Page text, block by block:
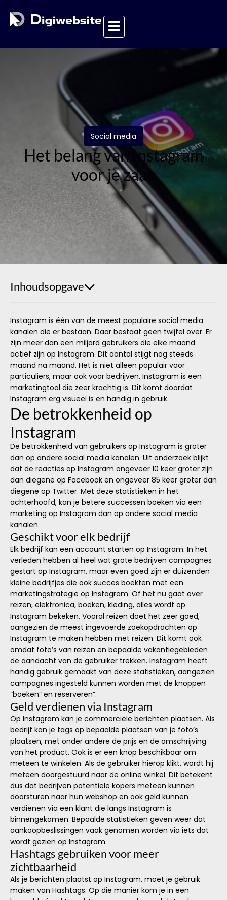
Social media
Het belang van Instagram
voor je zaak
Inhoudsopgave
Instagram is één van de meest populaire social media
kanalen die er bestaan. Daar bestaat geen twijfel over. Er
zijn meer dan een miljard gebruikers die elke maand
actief zijn op Instagram. Dit aantal stijgt nog steeds
maand na maand. Het is niet alleen populair voor
particuliers, maar ook voor bedrijven. Instagram is een
marketingtool die zeer krachtig is. Dit komt doordat
Instagram erg visueel is en handig in gebruik.
De betrokkenheid op
Instagram
De betrokkenheid van gebruikers op Instagram is groter
dan op andere social media kanalen. Uit onderzoek blijkt
dat de reacties op Instagram ongeveer 10 keer groter zijn
dan diegene op Facebook en ongeveer 85 keer groter dan
diegene op Twitter. Met deze statistieken in het
achterhoofd, kan je betere successen boeken via een
marketing op Instagram dan op andere social media
kanalen.
Geschikt voor elk bedrijf
Elk bedrijf kan een account starten op Instagram. In het
verleden hebben al heel wat grote bedrijven campagnes
gestart op Instagram, maar even goed zijn er duizenden
kleine bedrijfjes die ook succes boekten met een
marketingstrategie op Instagram. Of het nu gaat over
reizen, elektronica, boeken, kleding, alles wordt op
Instagram bekeken. Vooral reizen doet het zeer goed,
aangezien de meest ingevoerde zoekopdrachten op
Instagram te maken hebben met reizen. Dit komt ook
omdat foto’s van reizen en bepaalde vakantiegebieden
de aandacht van de gebruiker trekken. Instagram heeft
handig gebruik gemaakt van deze statistieken, aangezien
campagnes ingesteld kunnen worden met de knoppen
“boeken” en reserveren”.
Geld verdienen via Instagram
Op Instagram kan je commerciële berichten plaatsen. Als
bedrijf kan je tags op bepaalde plaatsen van je foto’s
plaatsen, met onder andere de prijs en de omschrijving
van het product. Ook is er een knop beschikbaar om
meteen te winkelen. Als de gebruiker hierop klikt, wordt hij
meteen doorgestuurd naar de online winkel. Dit betekent
dus dat bedrijven potentiële kopers meteen kunnen
doorsturen naar hun webshop en ook geld kunnen
verdienen via een klant die langs Instagram is
binnengekomen. Bepaalde statistieken geven weer dat
aankoopbeslissingen vaak genomen worden via iets dat
wordt gezien op Instagram.
Hashtags gebruiken voor meer
zichtbaarheid
Als je berichten plaatst op Instagram, moet je gebruik
maken van Hashtags. Op die manier kom je in een